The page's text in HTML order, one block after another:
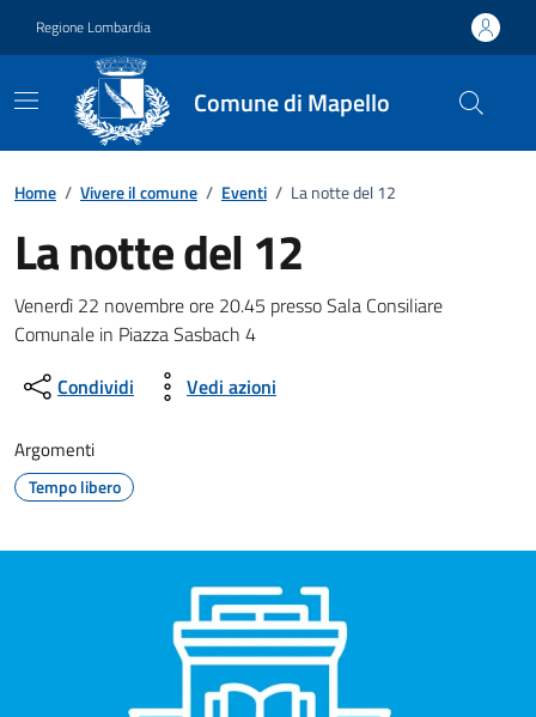
Regione Lombardia
Comune di Mapello
Home / Vivere il comune / Eventi / La notte del 12
La notte del 12
Dettagli della notizia
Venerdì 22 novembre ore 20.45 presso Sala Consiliare
Comunale in Piazza Sasbach 4
Condividi
Vedi azioni
Argomenti
Tempo libero